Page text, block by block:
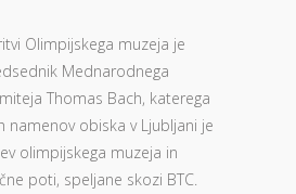
Olimpijskega muzeja je
Mednarodnega
Thomas Bach, katerega
namenov obiska v Ljubljani je
olimpijskega muzeja in
poti, speljane skozi BTC.